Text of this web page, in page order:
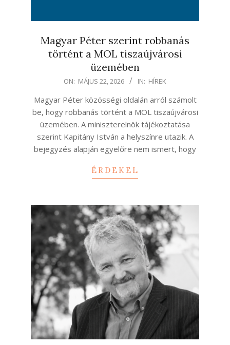
Magyar Péter szerint robbanás
történt a MOL tiszaújvárosi
üzemében
22
ON: MÁJUS 22, 2026 IN: HÍREK
Magyar Péter közösségi oldalán arról számolt
be, hogy robbanás történt a MOL tiszaújvárosi
üzemében. A miniszterelnök tájékoztatása
szerint Kapitány István a helyszínre utazik. A
bejegyzés alapján egyelőre nem ismert, hogy
ÉRDEKEL